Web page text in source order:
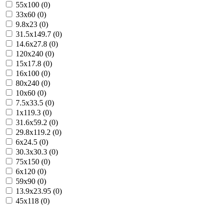
55x100 (0)
33x60 (0)
9.8x23 (0)
31.5x149.7 (0)
14.6x27.8 (0)
120x240 (0)
15x17.8 (0)
16x100 (0)
80x240 (0)
10x60 (0)
7.5x33.5 (0)
1x119.3 (0)
31.6x59.2 (0)
29.8x119.2 (0)
6x24.5 (0)
30.3x30.3 (0)
75x150 (0)
6x120 (0)
59x90 (0)
13.9x23.95 (0)
45x118 (0)